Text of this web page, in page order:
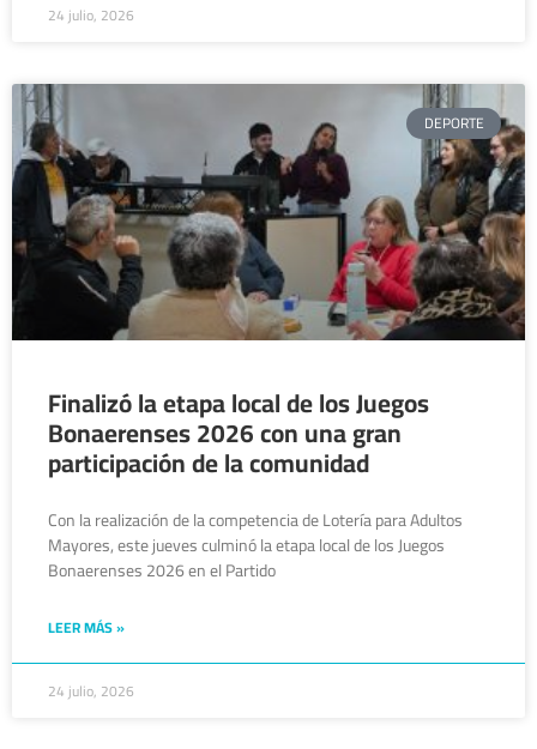
24 julio, 2026
DEPORTE
Finalizó la etapa local de los Juegos
Bonaerenses 2026 con una gran
participación de la comunidad
Con la realización de la competencia de Lotería para Adultos
Mayores, este jueves culminó la etapa local de los Juegos
Bonaerenses 2026 en el Partido
LEER MÁS »
24 julio, 2026